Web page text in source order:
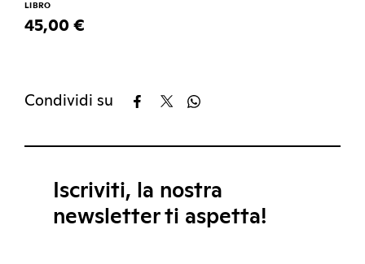
LIBRO
45,00 €
Condividi su
Iscriviti, la nostra
newsletter ti aspetta!